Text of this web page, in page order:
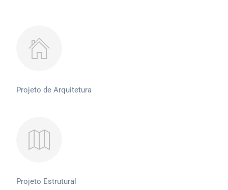
Projeto de Arquitetura
Projeto Estrutural